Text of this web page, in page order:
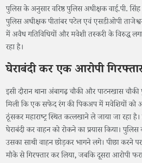
पुलिस के अनुसार वरिष्ठ पुलिस अधीक्षक वाई.पी.
पुलिस अधीक्षक पीतांबर पटेल एवं एसडीओपी
में अवैध गतिविधियों और मवेशी तस्करी के विरुद्ध
रहा है।
घेराबंदी कर एक आरोपी
इसी दौरान थाना अंबागढ़ चौकी और पाटनखास
मिली कि एक सफेद रंग की पिकअप में मवेशियों को
ठूंसकर महाराष्ट्र स्थित कत्लखाने ले जाया जा रहा
घेराबंदी कर वाहन को रोकने का प्रयास किया।
उसका साथी वाहन छोड़कर भागने लगे। पीछा करने
मौके से गिरफ्तार कर लिया, जबकि दूसरा आरोपी